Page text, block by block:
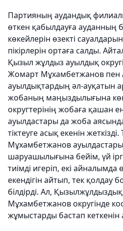
Партияның аудандық
өткен қабылдауға ауданның
көкейлерін өзекті
пікірлерін ортаға салды.
Қызыл жұлдыз ауылдық
Жомарт Мұхамбетжанов пен
ауылдықтардың әл-ауқатын
жобаның маңыздылығына
округтерінің жобаға қашан
ауылдастары да жоба
тіктеуге асық екенін
Мұхамбетжанов
шаруашылығына бейім, үй
тиімді игеріп, екі айналымда
екендігін айтып, тек қолдау
білдірді. Ал,
Мұхамбетжанов округінде
жұмыстарды бастап кеткенін